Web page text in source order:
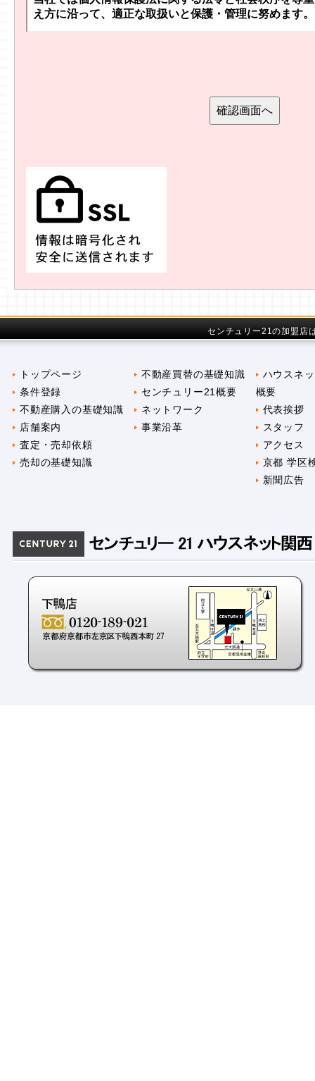
センチュリー21の加盟店
トップページ
条件登録
不動産購入の基礎知識
店舗案内
査定・売却依頼
売却の基礎知識
不動産買替の基礎知識
センチュリー21概要
ネットワーク
事業沿革
ハウスネ
概要
代表挨拶
スタッフ
アクセス
京都 学区
新聞広告